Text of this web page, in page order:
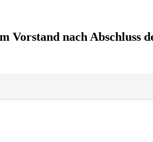
Vorstand nach Abschluss